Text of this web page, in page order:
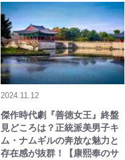
2024.11.12
傑作時代劇『善徳女王』終盤
見どころは？正統派美男子キ
ム・ナムギルの奔放な魅力と
存在感が抜群！【康熙奉のサ